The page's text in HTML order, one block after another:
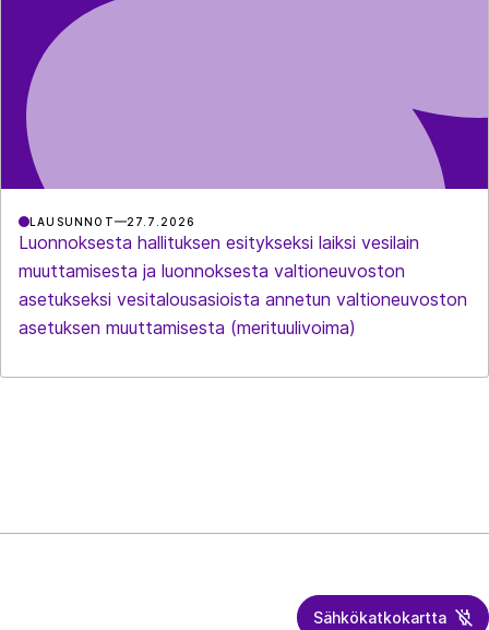
LAUSUNNOT 27.7.2026
Luonnoksesta hallituksen esitykseksi laiksi vesilain
muuttamisesta ja luonnoksesta valtioneuvoston
asetukseksi vesitalousasioista annetun valtioneuvoston
asetuksen muuttamisesta (merituulivoima)
Sähkökatkokartta